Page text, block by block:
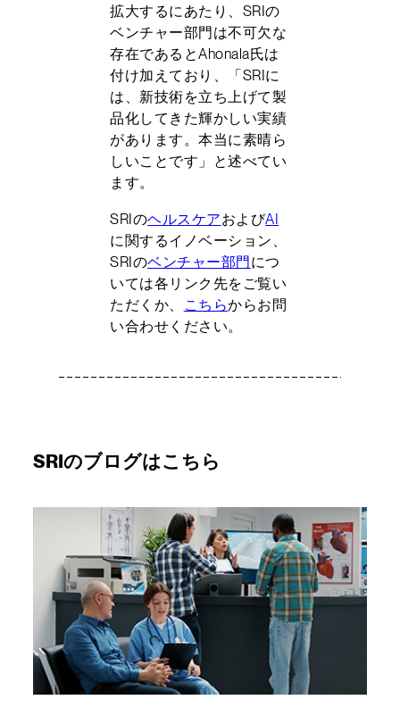
拡大するにあたり、SRIの
ベンチャー部門は不可欠な
存在であるとAhonala氏は
付け加えており、「SRIに
は、新技術を立ち上げて製
品化してきた輝かしい実績
があります。本当に素晴ら
しいことです」と述べてい
ます。
SRIのヘルスケアおよびAI
に関するイノベーション、
SRIのベンチャー部門につ
いては各リンク先をご覧い
ただくか、
こちらからお問
い合わせください。
SRIのブログはこちら